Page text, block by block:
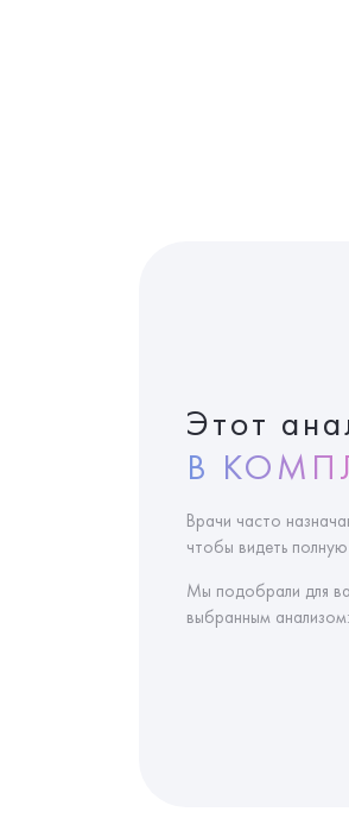
Этот
В
Врачи часто
чтобы видеть
Мы подобрали для
выбранным анализом: